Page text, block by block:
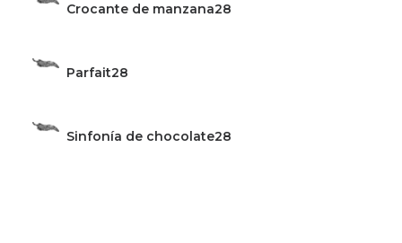
Crocante de manzana28
Parfait28
Sinfonía de chocolate28